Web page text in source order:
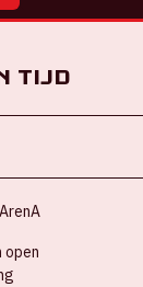
tijd
open